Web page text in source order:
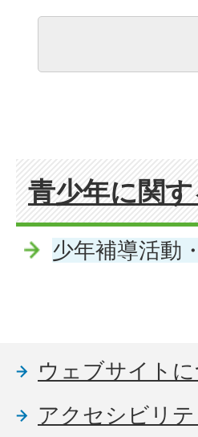
青少年に関
少年補導活動
ウェブサイト
アクセシビリテ